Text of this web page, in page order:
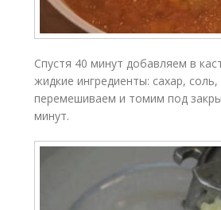
Спустя 40 минут добавляем в
жидкие ингредиенты: сахар,
перемешиваем и томим под
минут.